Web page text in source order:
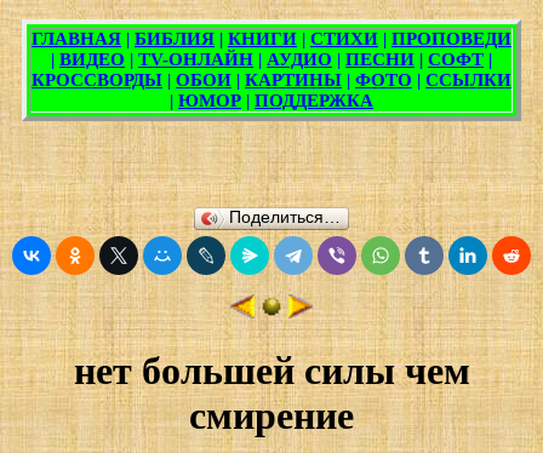
Поделиться…
нет большей силы чем
смирение